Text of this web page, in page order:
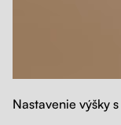
Nastavenie výšky